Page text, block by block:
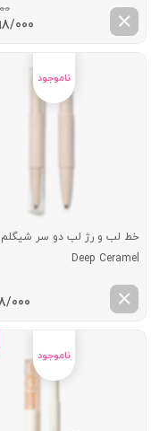
قیمت
000
خط لب و رژ لب دو سر شیگلم
Deep Ceramel
000